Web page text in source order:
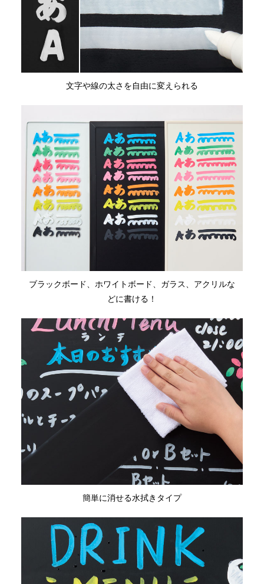
文字や線の太さを自由に変えられる
ブラックボード、ホワイトボード、ガラス、アクリルな
どに書ける！
簡単に消せる水拭きタイプ